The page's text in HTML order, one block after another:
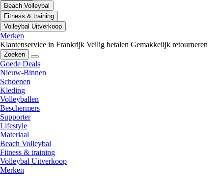
Beach Volleybal
Fitness & training
Volleybal Uitverkoop
Merken
Klantenservice in Frankrijk Veilig betalen Gemakkelijk retourneren
Zoeken
Goede Deals
Nieuw-Binnen
Schoenen
Kleding
Volleyballen
Beschermers
Supporter
Lifestyle
Materiaal
Beach Volleybal
Fitness & training
Volleybal Uitverkoop
Merken